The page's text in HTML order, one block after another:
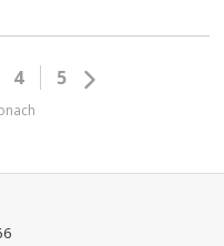
4 5